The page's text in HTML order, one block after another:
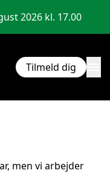
2026 kl. 17.00
Tilmeld dig
men vi arbejder